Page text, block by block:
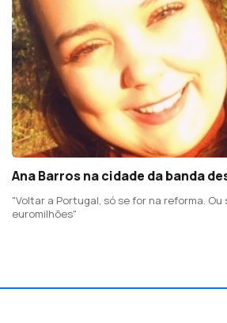
Ana Barros na cidade da banda
"Voltar a Portugal, só se for na reforma. Ou
euromilhões"